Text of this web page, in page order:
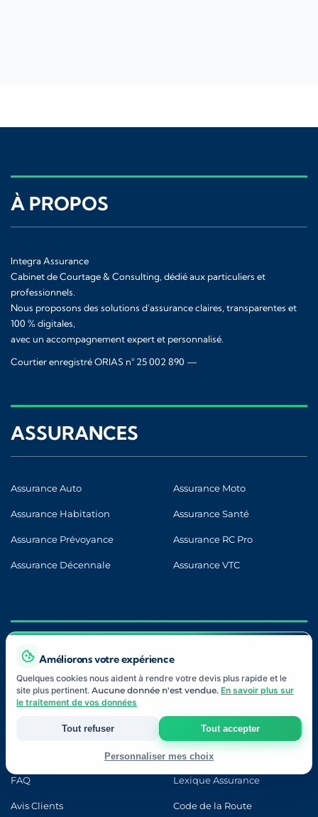
À PROPOS
Integra Assurance
Cabinet de Courtage & Consulting, dédié aux particuliers et
professionnels.
Nous proposons des solutions d’assurance claires, transparentes et
100 % digitales,
avec un accompagnement expert et personnalisé.
Courtier enregistré ORIAS n° 25 002 890 —
ASSURANCES
Assurance Auto Assurance Moto
Assurance Habitation Assurance Santé
Assurance Prévoyance Assurance RC Pro
Assurance Décennale Assurance VTC
LIENS UTILES
Blog
Notre Approche
Devis Gratuit
FAQ Lexique Assurance
Avis Clients Code de la Route
Améliorons votre expérience
Quelques cookies nous aident à rendre votre devis plus rapide et le
site plus pertinent. Aucune donnée n'est vendue. En savoir plus sur
le traitement de vos données
Tout refuser Tout accepter
Personnaliser mes choix
Strictement nécessaires
Indispensables au fonctionnement du site et à votre devis.